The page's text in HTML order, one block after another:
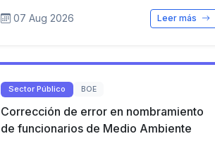
07 Aug 2026 Leer más
Sector Público BOE
Corrección de error en nombramiento
de funcionarios de Medio Ambiente